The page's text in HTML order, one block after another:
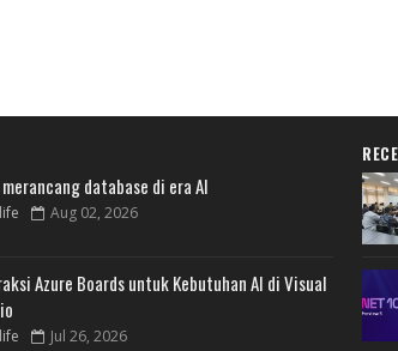
database di era AI
Aug 02, 2026
Azure Boards untuk Kebutuhan AI di Visual
Jul 26, 2026